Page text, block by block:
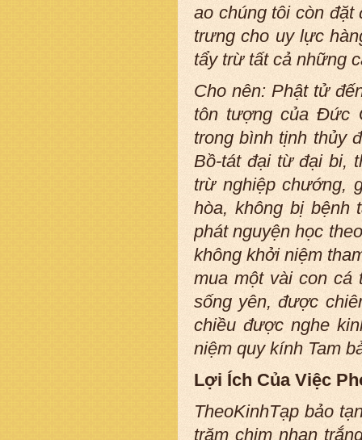
ao chúng tôi còn
trưng cho uy lực
tẩy trừ tất cả những
Cho nên: Phật tử
tôn tượng của Đức
trong bình tịnh thủy
Bồ-tát đại từ đại bi,
trừ nghiệp chướng,
hòa, không bị bệnh
phát nguyện học
không khởi niệm
mua một vài con cá
sống yên, được
chiều được nghe
niệm quy kính Tam
Lợi Ích Của Việc
TheoKinhTạp bảo
trăm chim nhạn